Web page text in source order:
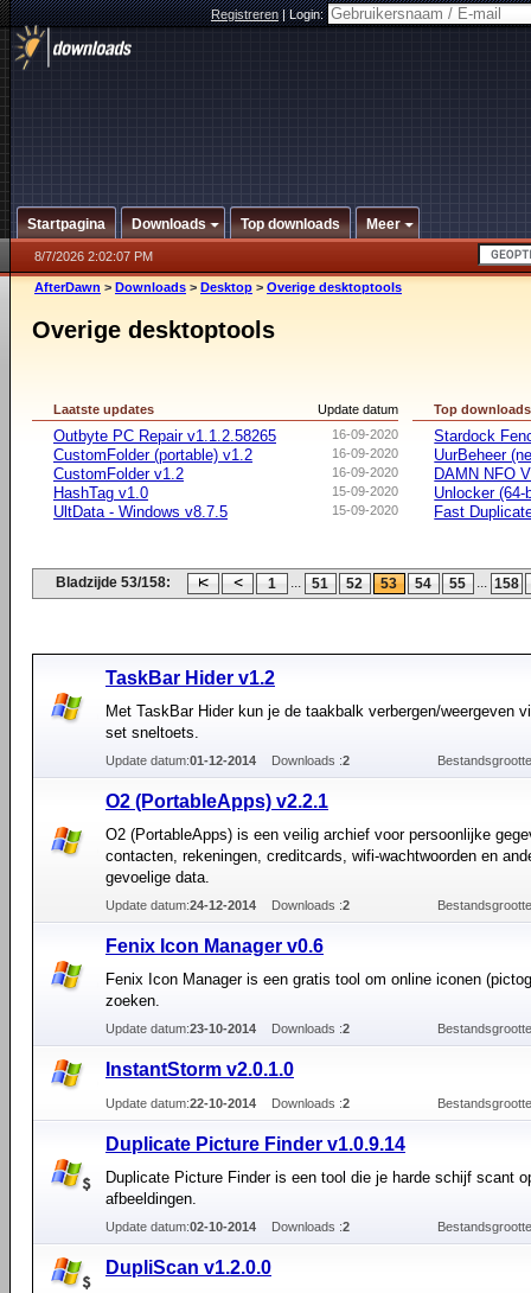
Registreren|Login:
Startpagina Downloads Top downloads Meer
8/7/2026 2:02:07 PM
AfterDawn > Downloads > Desktop > Overige desktoptools
Overige desktoptools
Update datum
Laatste updates
16-09-2020
Outbyte PC Repair v1.1.2.58265
16-09-2020
CustomFolder (portable) v1.2
16-09-2020
CustomFolder v1.2
15-09-2020
HashTag v1.0
15-09-2020
UltData - Windows v8.7.5
Top downloads
Stardock
UurBeheer
DAMN NFO
Unlocker (64-
Fast
Bladzijde 53/158: 1 ... 51 52 53 54 55 ... 158
TaskBar Hider v1.2
Met TaskBar Hider kun je de taakbalk verbergen/weergeven
set sneltoets.
Update datum:01-12-2014 Downloads :2
O2 (PortableApps) v2.2.1
O2 (PortableApps) is een veilig archief voor persoonlijke
contacten, rekeningen, creditcards, wifi-wachtwoorden en
gevoelige data.
Update datum:24-12-2014 Downloads :2
Fenix Icon Manager v0.6
Fenix Icon Manager is een gratis tool om online iconen
zoeken.
Update datum:23-10-2014 Downloads :2
InstantStorm v2.0.1.0
Update datum:22-10-2014 Downloads :2
Duplicate Picture Finder v1.0.9.14
Duplicate Picture Finder is een tool die je harde schijf scant
afbeeldingen.
Update datum:02-10-2014 Downloads :2
DupliScan v1.2.0.0